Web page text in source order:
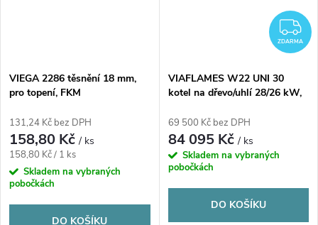
VIEGA 2286 těsnění 18 mm,
pro topení, FKM
131,24 Kč bez DPH
158,80 Kč/ ks
Měrná
cena:
158,80 Kč / 1 ks
Skladem na vybraných
pobočkách
DO KOŠÍKU
ZDARMA
VIAFLAMES W22 UNI 30
kotel na dřevo/uhlí 28/26 kW,
69 500 Kč bez DPH
84 095 Kč/ ks
Skladem na vybraných
pobočkách
DO KOŠÍKU